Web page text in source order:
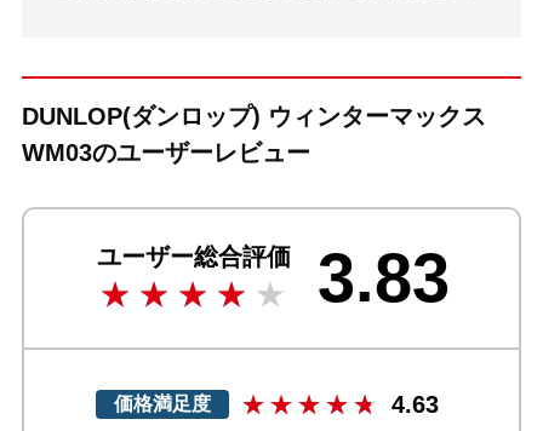
DUNLOP(ダンロップ) ウィンターマックス
WM03のユーザーレビュー
ユーザー総合評価 3.83
価格満足度 4.63